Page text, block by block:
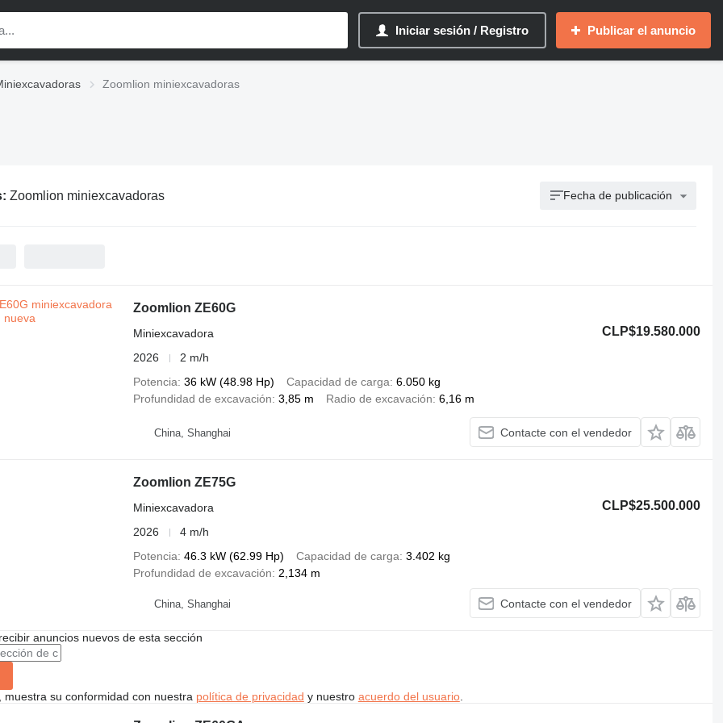
Iniciar sesión / Registro Publicar el anuncio
Zoomlion miniexcavadoras
Zoomlion miniexcavadoras Fecha de publicación
Zoomlion ZE60G
CLP$19.580.000
Miniexcavadora
2026
2 m/h
Potencia 36 kW (48.98 Hp) Capacidad de carga 6.050 kg
Profundidad de excavación 3,85 m Radio de excavación 6,16 m
China, Shanghai Contacte con el vendedor
Zoomlion ZE75G
CLP$25.500.000
Miniexcavadora
2026
4 m/h
Potencia 46.3 kW (62.99 Hp) Capacidad de carga 3.402 kg
Profundidad de excavación
2,134 m
China, Shanghai Contacte con el vendedor
anuncios nuevos de esta sección
muestra su conformidad con nuestra política de privacidad y nuestro acuerdo del usuario.